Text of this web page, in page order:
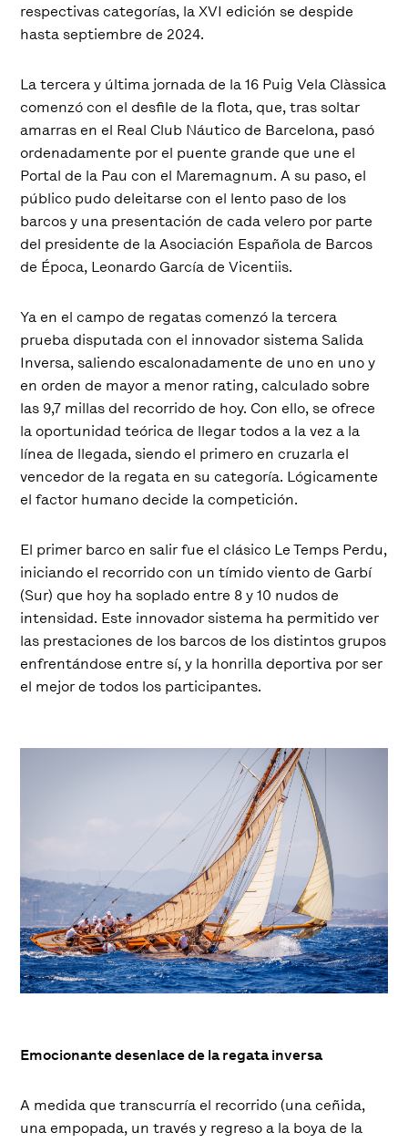
respectivas categorías, la XVI edición se despide
hasta septiembre de 2024.
La tercera y última jornada de la 16 Puig Vela Clàssica
comenzó con el desfile de la flota, que, tras soltar
amarras en el Real Club Náutico de Barcelona, pasó
ordenadamente por el puente grande que une el
Portal de la Pau con el Maremagnum. A su paso, el
público pudo deleitarse con el lento paso de los
barcos y una presentación de cada velero por parte
del presidente de la Asociación Española de Barcos
de Época, Leonardo García de Vicentiis.
Ya en el campo de regatas comenzó la tercera
prueba disputada con el innovador sistema Salida
Inversa, saliendo escalonadamente de uno en uno y
en orden de mayor a menor rating, calculado sobre
las 9,7 millas del recorrido de hoy. Con ello, se ofrece
la oportunidad teórica de llegar todos a la vez a la
línea de llegada, siendo el primero en cruzarla el
vencedor de la regata en su categoría. Lógicamente
el factor humano decide la competición.
El primer barco en salir fue el clásico Le Temps Perdu,
iniciando el recorrido con un tímido viento de Garbí
(Sur) que hoy ha soplado entre 8 y 10 nudos de
intensidad. Este innovador sistema ha permitido ver
las prestaciones de los barcos de los distintos grupos
enfrentándose entre sí, y la honrilla deportiva por ser
el mejor de todos los participantes.
Emocionante desenlace de la regata inversa
A medida que transcurría el recorrido (una ceñida,
una empopada, un través y regreso a la boya de la